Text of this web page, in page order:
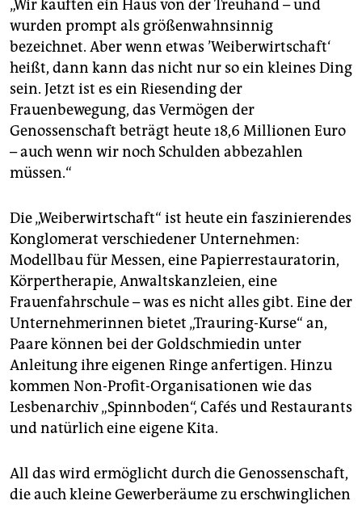
„Wir kauften ein Haus von der Treuhand – und
wurden prompt als größenwahnsinnig
bezeichnet. Aber wenn etwas ’Weiberwirtschaft‘
heißt, dann kann das nicht nur so ein kleines Ding
sein. Jetzt ist es ein Riesending der
Frauenbewegung, das Vermögen der
Genossenschaft beträgt heute 18,6 Millionen Euro
– auch wenn wir noch Schulden abbezahlen
müssen.“
Die „Weiberwirtschaft“ ist heute ein faszinierendes
Konglomerat verschiedener Unternehmen:
Modellbau für Messen, eine Papierrestauratorin,
Körpertherapie, Anwaltskanzleien, eine
Frauenfahrschule – was es nicht alles gibt. Eine der
Unternehmerinnen bietet „Trauring-Kurse“ an,
Paare können bei der Goldschmiedin unter
Anleitung ihre eigenen Ringe anfertigen. Hinzu
kommen Non-Profit-Organisationen wie das
Lesbenarchiv „Spinnboden“, Cafés und Restaurants
und natürlich eine eigene Kita.
All das wird ermöglicht durch die Genossenschaft,
die auch kleine Gewerberäume zu erschwinglichen